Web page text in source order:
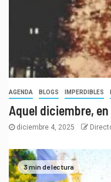
AGENDA BLOGS IMPERDIBLES
Aquel diciembre,
diciembre 4, 2025
3 min de lectura